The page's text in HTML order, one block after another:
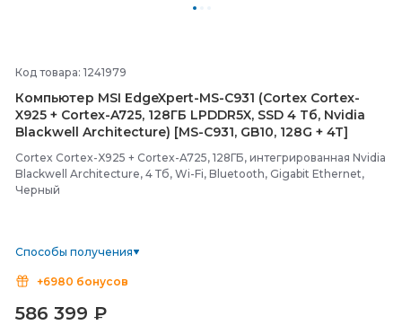
Код товара: 1241979
Компьютер MSI EdgeXpert-MS-C931 (Cortex Cortex-
X925 + Cortex-A725, 128ГБ LPDDR5X, SSD 4 Тб, Nvidia
Blackwell Architecture) [MS-C931, GB10, 128G + 4T]
Cortex Cortex-X925 + Cortex-A725, 128ГБ, интегрированная Nvidia
Blackwell Architecture, 4 Тб, Wi-Fi, Bluetooth, Gigabit Ethernet,
Черный
Способы получения
+6980 бонусов
586 399 ₽